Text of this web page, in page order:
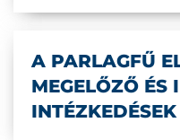
A PARLAGFŰ
MEGELŐZŐ ÉS
INTÉZKEDÉSEK